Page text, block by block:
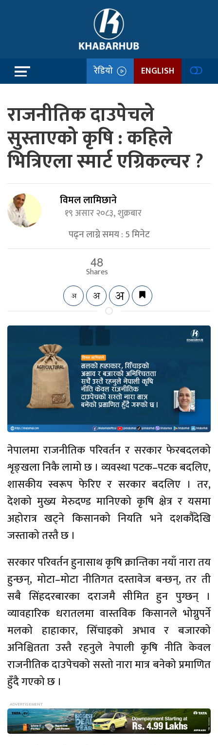
रेडियो ENGLISH
राजनीतिक दाउपेचले
सुस्ताएको कृषि : कहिले
भित्रिएला स्मार्ट एग्रिकल्चर ?
विमल लामिछाने
१९ असार २०८३, शुक्रबार
पढ्न लाग्ने समय :5मिनेट
48
Shares
नेपालमा राजनीतिक परिवर्तन र सरकार फेरबदलको
शृङ्खला निकै लामो छ । व्यवस्था पटक–पटक बदलिए,
शासकीय स्वरूप फेरिए र सरकार बदलिए । तर,
देशको मुख्य मेरुदण्ड मानिएको कृषि क्षेत्र र यसमा
अहोरात्र खट्ने किसानको नियति भने दशकौँदेखि
जस्ताको तस्तै छ ।
सरकार परिवर्तन हुनासाथ कृषि क्रान्तिका नयाँ नारा तय
हुन्छन्, मोटा–मोटा नीतिगत दस्तावेज बन्छन्, तर ती
सबै सिंहदरबारका दराजमै सीमित हुन पुग्छन् ।
व्यावहारिक धरातलमा वास्तविक किसानले भोग्नुपर्ने
मलको हाहाकार, सिँचाइको अभाव र बजारको
अनिश्चितता उस्तै रहनुले नेपाली कृषि नीति केवल
राजनीतिक दाउपेचको सस्तो नारा मात्र बनेको प्रमाणित
हुँदै गएको छ ।